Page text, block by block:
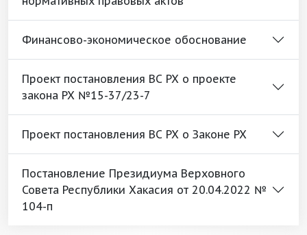
Финансово-экономическое обоснование
Проект постановления ВС РХ о проекте
закона РХ №15-37/23-7
Проект постановления ВС РХ о Законе РХ
Постановление Президиума Верховного
Совета Республики Хакасия от 20.04.2022 №
104-п